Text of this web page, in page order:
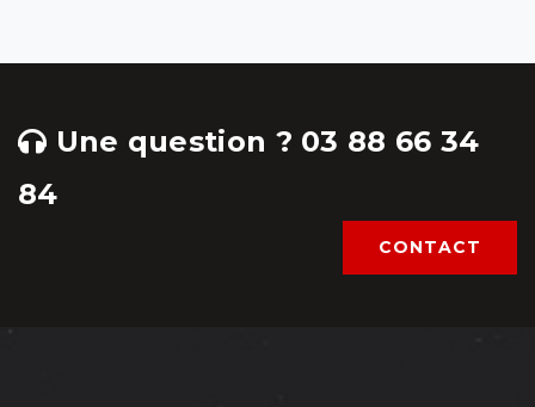
Une question ? 03 88 66 34
84
CONTACT